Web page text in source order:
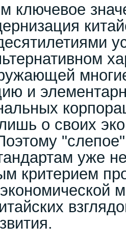
ключевое
и
о своих
уже
критерием